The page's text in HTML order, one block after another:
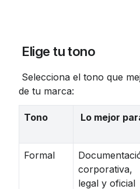
Elige tu tono
de tu marca:
Tono Lo mejor
Formal
corporativa,
legal y oficial